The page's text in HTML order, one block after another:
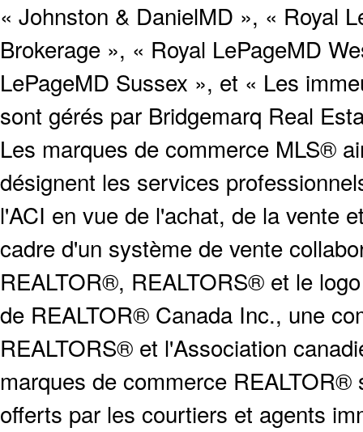
« Johnston & DanielMD », « Royal
Brokerage », « Royal LePageMD
LePageMD Sussex », et « Les
sont gérés par Bridgemarq Real
Les marques de commerce MLS®
désignent les services
l'ACI en vue de l'achat, de la vente
cadre d'un système de vente
REALTOR®, REALTORS® et le
de REALTOR® Canada Inc., une
REALTORS® et l'Association
marques de commerce
offerts par les courtiers et agents